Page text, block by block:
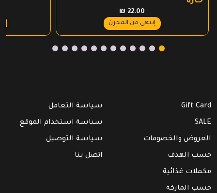
₪ 22.00
إنتهى من المخزن
Gift Card
SALE
العروض والخصومات
حسب الهدف
مكملات غذائية
حسب الماركة
سياسة التعامل
سياسة استخدام الموقع
سياسة التوصيل
اتصل بنا